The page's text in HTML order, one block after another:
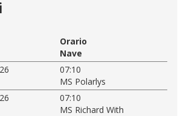
Orario
Nave
07:10
MS Polarlys
07:10
MS Richard With